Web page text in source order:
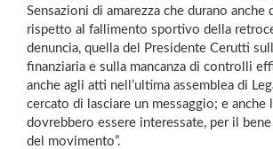
Sensazioni di amarezza che durano anche
rispetto al fallimento sportivo della
denuncia, quella del Presidente Cerutti
finanziaria e sulla mancanza di controlli
anche agli atti nell’ultima assemblea di
cercato di lasciare un messaggio; e anche
dovrebbero essere interessate, per il
del movimento”.